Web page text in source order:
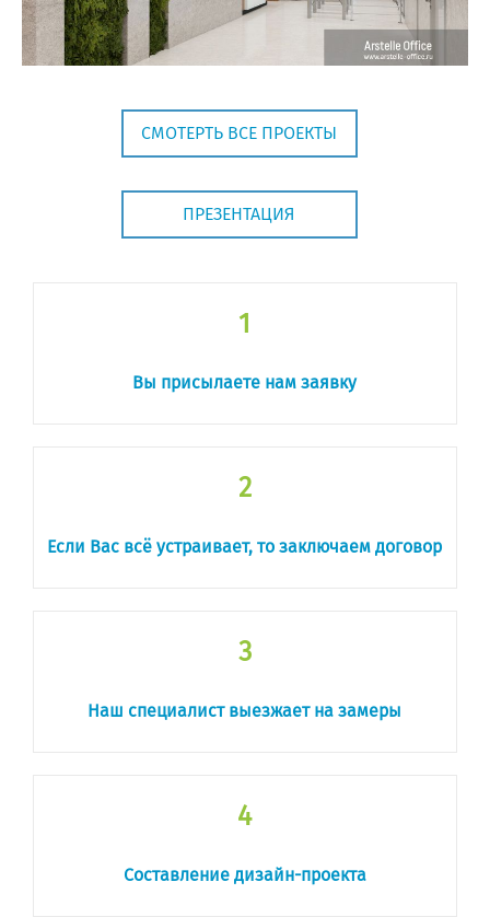
СМОТЕРТЬ ВСЕ ПРОЕКТЫ
ПРЕЗЕНТАЦИЯ
1
Вы присылаете нам заявку
2
Если Вас всё устраивает, то заключаем договор
3
Наш специалист выезжает на замеры
4
Составление дизайн-проекта